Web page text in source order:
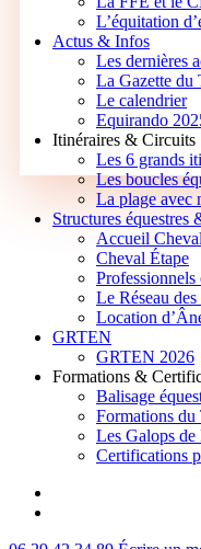
L’équitation
Actus & Infos
Les dernières
La Gazette du
Le calendrier
Equirando
Itinéraires & Circuits
Les 6 grands
Les boucles
La plage avec
Structures équestres
Accueil Cheval
Cheval Étape
Professionnels
Le Réseau
Location
GRTEN
GRTEN 2026
Formations &
Balisage
Formations du
Les Galops de
Certifications